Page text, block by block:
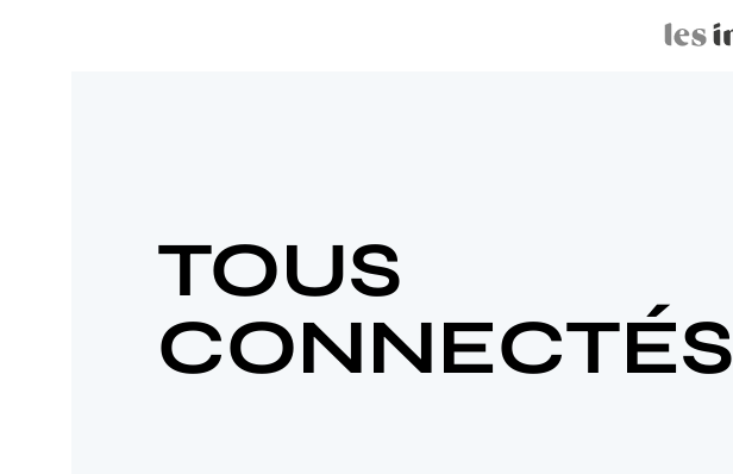
TOUS
CONNECTÉS